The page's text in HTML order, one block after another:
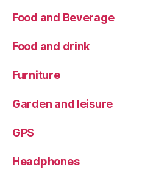
Food and Beverage
Food and drink
Furniture
Garden and leisure
GPS
Headphones